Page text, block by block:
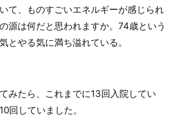
て、ものすごいエネルギーが感じられ
源は何だと思われますか。74歳という
とやる気に満ち溢れている。
みたら、これまでに13回入院してい
回していました。